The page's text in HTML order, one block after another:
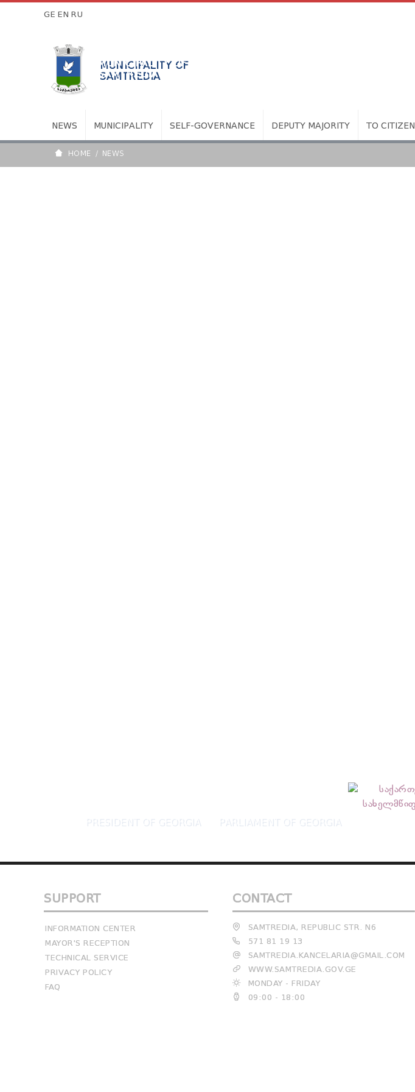
GE EN RU
MUNICIPALITY OF
SAMTREDIA
NEWS MUNICIPALITY SELF-GOVERNANCE DEPUTY MAJORITY TO CITIZEN
HOME NEWS
PRESIDENT OF GEORGIA PARLIAMENT OF GEORGIA
SUPPORT
INFORMATION CENTER
MAYOR'S RECEPTION
TECHNICAL SERVICE
PRIVACY POLICY
FAQ
CONTACT
SAMTREDIA, REPUBLIC STR. N6
571 81 19 13
SAMTREDIA.KANCELARIA@GMAIL.COM
WWW.SAMTREDIA.GOV.GE
MONDAY - FRIDAY
09:00 - 18:00